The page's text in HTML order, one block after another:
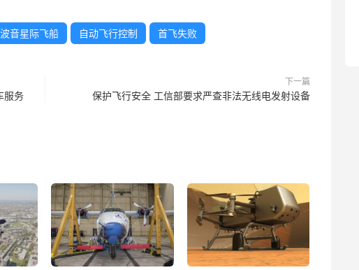
波音星际飞船 自动飞行控制 首飞失败
服务
下一篇
保护飞行安全 工信部要求严查非法无线电发射设备